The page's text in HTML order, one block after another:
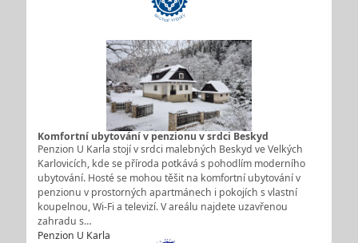
Komfortní ubytování v penzionu v srdci Beskyd
Penzion U Karla stojí v srdci malebných Beskyd ve Velkých
Karlovicích, kde se příroda potkává s pohodlím moderního
ubytování. Hosté se mohou těšit na komfortní ubytování v
penzionu v prostorných apartmánech i pokojích s vlastní
koupelnou, Wi-Fi a televizí. V areálu najdete uzavřenou
zahradu s…
Penzion U Karla